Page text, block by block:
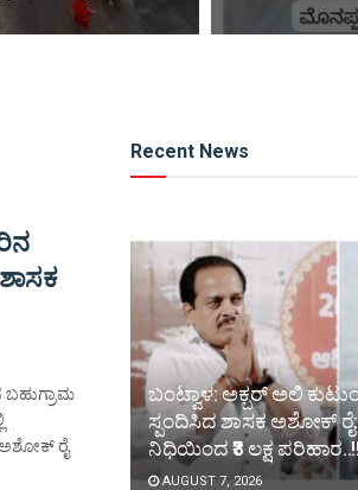
ಬಹುಗ್ರಾಮ
ಅಶೋಕ್ ರೈ
Recent News
ಬಂಟ್ವಾಳ: ಅಕ್ಬರ್ ಅಲಿ
ಸ್ಪಂದಿಸಿದ ಶಾಸಕ ಅಶೋಕ್
ನಿಧಿಯಿಂದ ₹3 ಲಕ್ಷ
AUGUST 7, 2026